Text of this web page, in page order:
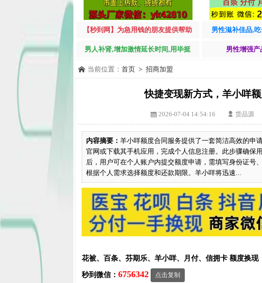
【秒到网】为急用钱的朋友提供帮助 男性滋补佳品,
男人补肾,增加激情延长时间,用毕挺 男性增强
当前位置： 首页 > 招商加盟
快捷变现新方式，羊小咩
2026-07-04 14:54:16 货品源
内容摘要： 羊小咩额度合同服务提供了一套简洁高效的申
官网或下载其手机应用，完成个人信息注册。此步骤确保
后，用户可在个人账户内提交额度申请，需填写身份证号
根据个人需求选择额度和还款期限。羊小咩将迅速...
花被、百条、芬期乐、羊小咩、月付、信拥卡 额度换现
秒到微信： 6756342 点击复制